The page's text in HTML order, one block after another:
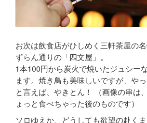
お次は飲食店がひしめく三軒茶屋の
ずらん通りの「四文屋」。
1本100円から炭火で焼いたジュシー
ます。焼き鳥も美味しいですが、やっ
と言えば、やきとん！ （画像の串は
ょっと食べちゃった後のものです）
ソロゆえか、どうしても欲望の赴く